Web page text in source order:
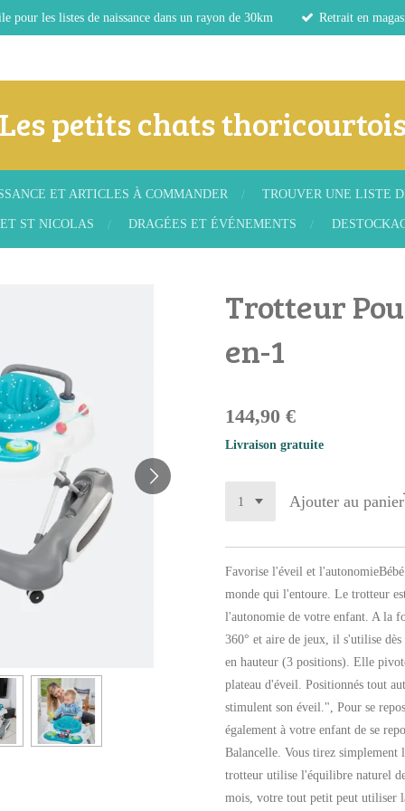
pour les listes de naissance dans un rayon de 30km Retrait en
petits chats
ET ARTICLES À COMMANDER TROUVER UNE LISTE
ST NICOLAS DRAGÉES ET ÉVÉNEMENTS
Trotteur
en-1
144,90 €
Livraison gratuite
Ajouter au panier
Favorise l'éveil et
monde qui l'entoure. Le trotteur
l'autonomie de votre enfant. A la
360° et aire de jeux, il s'utilise dès
en hauteur (3 positions). Elle
plateau d'éveil. Positionnés tout
stimulent son éveil.", Pour se
également à votre enfant de se
Balancelle. Vous tirez simplement
trotteur utilise l'équilibre naturel
mois, votre tout petit peut utiliser